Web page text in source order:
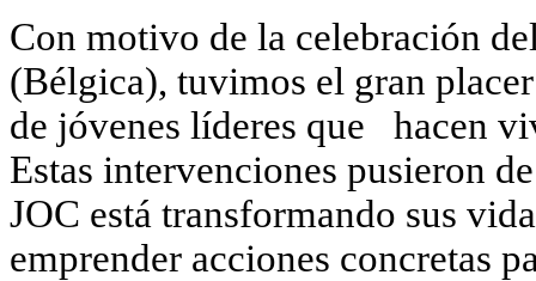
Con motivo de la celebración
(Bélgica), tuvimos el gran
de jóvenes líderes que hacen
Estas intervenciones pusieron
JOC está transformando sus
emprender acciones concretas